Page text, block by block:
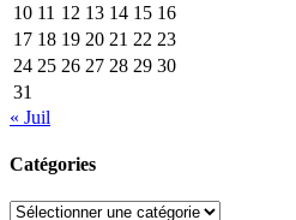
10 11 12 13 14 15 16
17 18 19 20 21 22 23
24 25 26 27 28 29 30
31
« Juil
Catégories
Catégories